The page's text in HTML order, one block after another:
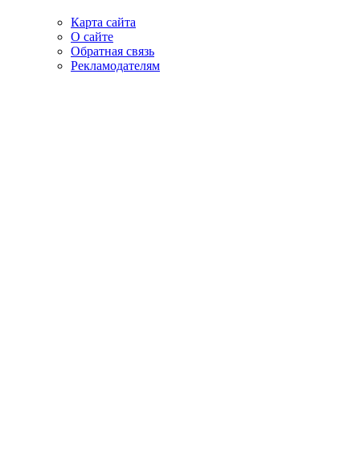
Карта сайта
О сайте
Обратная связь
Рекламодателям